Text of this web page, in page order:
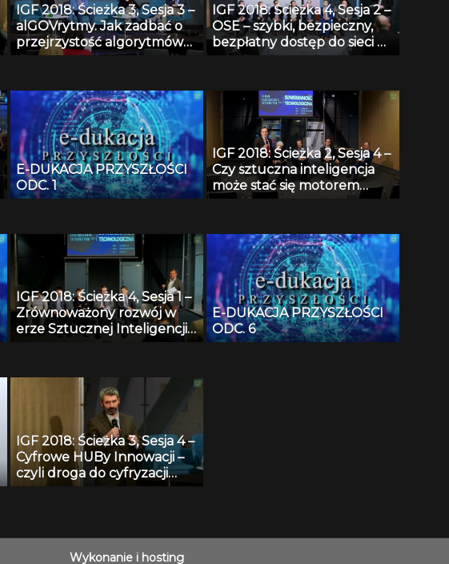
IGF 2018: Ścieżka 3, Sesja 3 –
alGOVrytmy. Jak zadbać o
przejrzystość algorytmów
tworzonych przez władze?
IGF 2018: Ścieżka 4, Sesja 2 –
OSE – szybki, bezpieczny,
bezpłatny dostęp do sieci w
polskich szkołach.
E-DUKACJA PRZYSZŁOŚCI
ODC. 1
IGF 2018: Ścieżka 2, Sesja 4 –
Czy sztuczna inteligencja
może stać się motorem
rozwoju polskiej
IGF 2018: Ścieżka 4, Sesja 1 –
Zrównoważony rozwój w
erze Sztucznej Inteligencji.
minimalizować negatywny
wpływ SI na społeczeństwo i
gospodarkę?
E-DUKACJA PRZYSZŁOŚCI
ODC. 6
IGF 2018: Ścieżka 3, Sesja 4 –
Cyfrowe HUBy Innowacji –
czyli droga do cyfryzacji
europejskiego przemysłu.
Wykonanie i hosting